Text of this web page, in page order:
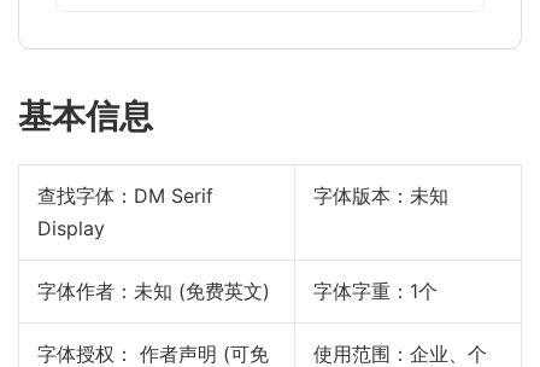
基本信息
查找字体： DM Serif
Display
字体版本：未知
字体作者：未知 (免费英文) 字体字重：1个
字体授权： 作者声明 (可免
使用范围：企业、个